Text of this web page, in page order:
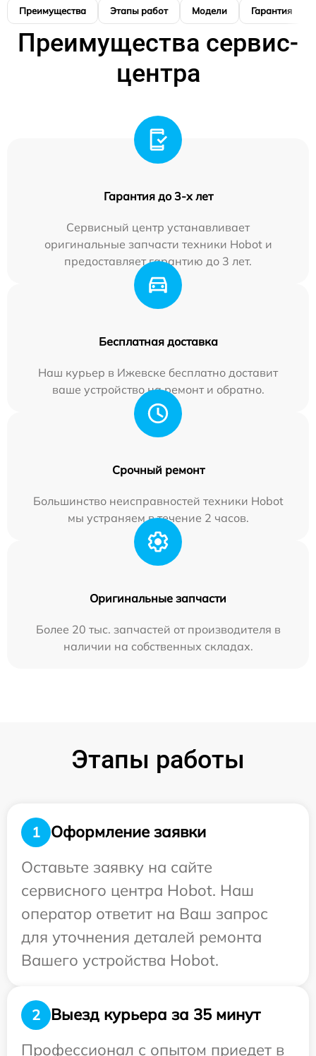
Преимущества Этапы работ Модели Гарантия
Преимущества сервис-
центра
Гарантия до 3-х лет
Сервисный центр устанавливает
оригинальные запчасти техники Hobot и
предоставляет гарантию до 3 лет.
Бесплатная доставка
Наш курьер в Ижевске бесплатно доставит
ваше устройство на ремонт и обратно.
Срочный ремонт
Большинство неисправностей техники Hobot
мы устраняем в течение 2 часов.
Оригинальные запчасти
Более 20 тыс. запчастей от производителя в
наличии на собственных складах.
Этапы работы
1
Оформление заявки
Оставьте заявку на сайте
сервисного центра Hobot. Наш
оператор ответит на Ваш запрос
для уточнения деталей ремонта
Вашего устройства Hobot.
2
Выезд курьера за 35 минут
Профессионал с опытом приедет в